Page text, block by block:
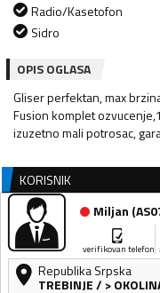
Radio/Kasetofon
Sidro
OPIS OGLASA
Gliser perfektan, max
Fusion komplet
izuzetno mali potrosac,
KORISNIK
Miljan (
verifikovan telefon
Republika Srpska
TREBINJE/ >